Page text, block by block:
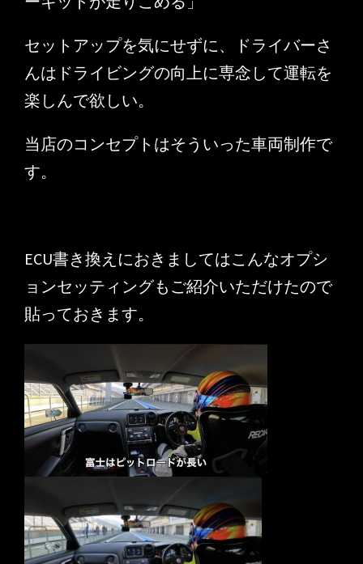
セットアップを気にせずに、ドライバーさ
んはドライビングの向上に専念して運転を
楽しんで欲しい。
当店のコンセプトはそういった車両制作で
す。
ECU書き換えにおきましてはこんなオプシ
ョンセッティングもご紹介いただけたので
貼っておきます。